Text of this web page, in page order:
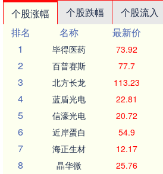
个股涨幅 个股跌幅 个股流入
排名
名称 最新价
1
毕得医药 73.92
2 百普赛斯 77.7
3 北方长龙 113.23
4 蓝盾光电 22.81
5 信濠光电 20.72
6 近岸蛋白 54.9
7 海正生材 12.17
8 晶华微 25.76